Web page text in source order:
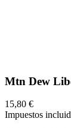
Mtn Dew
15,80 €
Impuestos